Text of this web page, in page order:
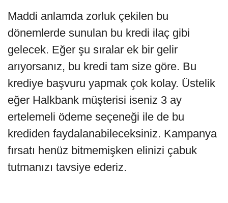
Maddi anlamda zorluk çekilen bu
dönemlerde sunulan bu kredi ilaç gibi
gelecek. Eğer şu sıralar ek bir gelir
arıyorsanız, bu kredi tam size göre. Bu
krediye başvuru yapmak çok kolay. Üstelik
eğer Halkbank müşterisi iseniz 3 ay
ertelemeli ödeme seçeneği ile de bu
krediden faydalanabileceksiniz. Kampanya
fırsatı henüz bitmemişken elinizi çabuk
tutmanızı tavsiye ederiz.